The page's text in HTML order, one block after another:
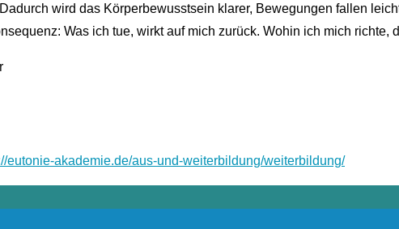
wird das Körperbewusstsein klarer, Bewegungen fallen
Was ich tue, wirkt auf mich zurück. Wohin ich mich richte,
eutonie-akademie.de/aus-und-weiterbildung/weiterbildung/